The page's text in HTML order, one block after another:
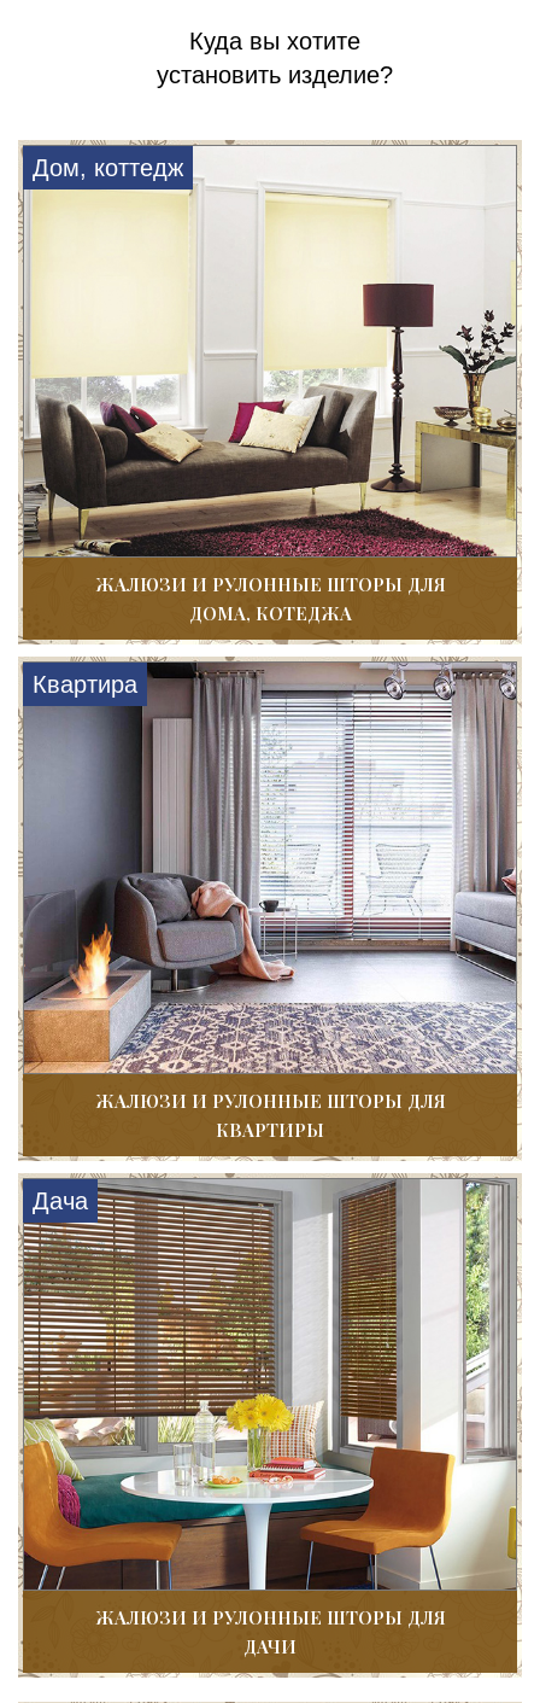
Куда вы хотите
установить изделие?
Дом, коттедж
ЖАЛЮЗИ И РУЛОННЫЕ ШТОРЫ ДЛЯ
ДОМА, КОТЕДЖА
Квартира
ЖАЛЮЗИ И РУЛОННЫЕ ШТОРЫ ДЛЯ
КВАРТИРЫ
Дача
ЖАЛЮЗИ И РУЛОННЫЕ ШТОРЫ ДЛЯ
ДАЧИ